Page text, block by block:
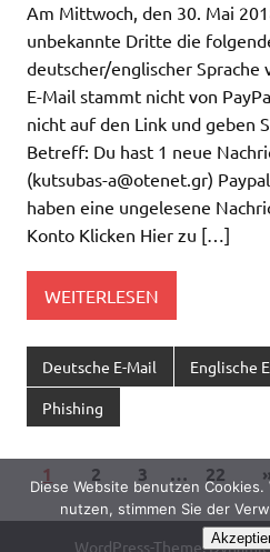
Am Mittwoch, den 30. Mai
unbekannte Dritte die
deutscher/englischer Sprache
E-Mail stammt nicht von
nicht auf den Link und geben
Betreff: Du hast 1 neue
(kutsubas-a@otenet.gr)
haben eine ungelesene
Konto Klicken Hier zu […]
WEITERLESEN
Deutsche E-Mail Englische
Phishing
1 2 3 … 22
WordPress-Theme:
Diese Website benutzen
nutzen, stimmen Sie der